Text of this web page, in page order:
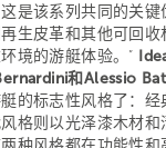
是该系列共同的关键
生皮革和其他可回收
境的游艇体验。”
和Alessio
的标志性风格了：
格则以光泽漆木材和